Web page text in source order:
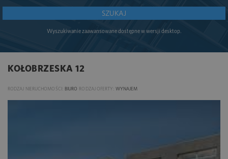
SZUKAJ
Wyszukiwanie zaawansowane dostępne w wersji desktop.
KOŁOBRZESKA 12
RODZAJ NIERUCHOMOŚCI: BIURO RODZAJ OFERTY: WYNAJEM